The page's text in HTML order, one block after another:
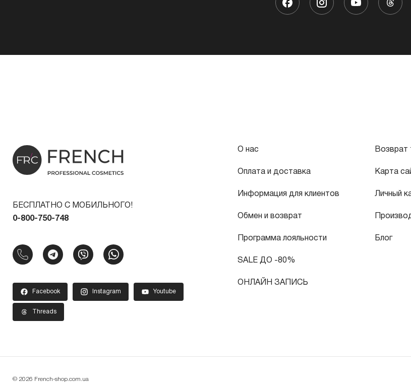
БЕСПЛАТНО С МОБИЛЬНОГО!
0-800-750-748
Facebook Instagram Youtube
Threads
О нас
Оплата и доставка
Информация для клиентов
Обмен и возврат
Программа лояльности
SALE ДО -80%
ОНЛАЙН ЗАПИСЬ
Возврат
Карта
Личный
Блог
© 2026 French-shop.com.ua